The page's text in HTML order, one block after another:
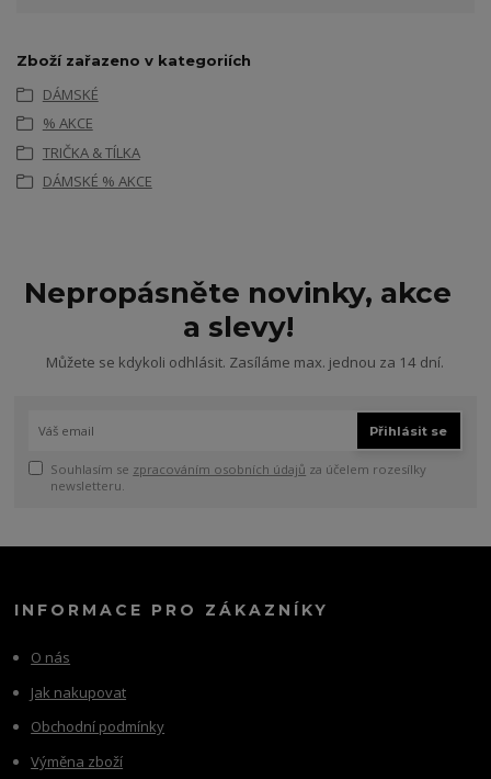
Zboží zařazeno v kategoriích
DÁMSKÉ
% AKCE
TRIČKA & TÍLKA
DÁMSKÉ % AKCE
Nepropásněte novinky, akce
a slevy!
Můžete se kdykoli odhlásit. Zasíláme max. jednou za 14 dní.
Přihlásit se
Souhlasím se zpracováním osobních údajů za účelem rozesílky
newsletteru.
INFORMACE PRO ZÁKAZNÍKY
O nás
Jak nakupovat
Obchodní podmínky
Výměna zboží